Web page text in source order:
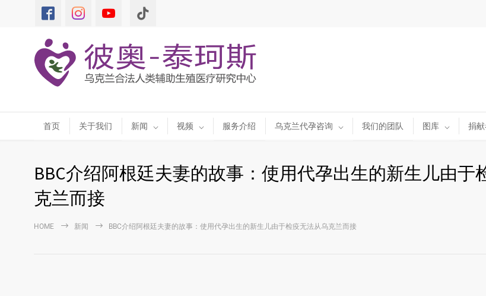
首页 关于我们 新闻 视频 服务介绍 乌克兰代孕咨询 我们的团队 图库 捐
BBC介绍阿根廷夫妻的故事：使用代孕出生的新生儿由于
克兰而接
HOME 新闻 BBC介绍阿根廷夫妻的故事：使用代孕出生的新生儿由于检疫无法从乌克兰而接